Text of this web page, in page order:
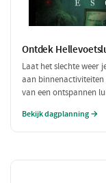
Ontdek
Laat het slechte weer
aan
van een ontspannen
binnenshuis!
Bekijk dagplanning →